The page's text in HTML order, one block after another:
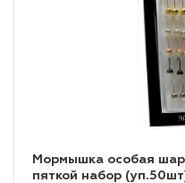
Мормышка особая
пяткой набор